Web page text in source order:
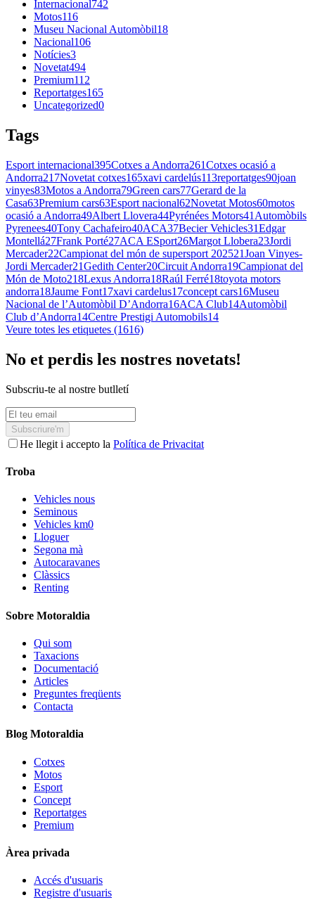
Internacional742
Motos116
Museu Nacional Automòbil18
Nacional106
Notícies3
Novetat494
Premium112
Reportatges165
Uncategorized0
Tags
Esport internacional395Cotxes a Andorra261Cotxes ocasió a
Andorra217Novetat cotxes165xavi cardelús113reportatges90joan
vinyes83Motos a Andorra79Green cars77Gerard de la
Casa63Premium cars63Esport nacional62Novetat Motos60motos
ocasió a Andorra49Albert Llovera44Pyrénées Motors41 Automòbils
Pyrenees40Tony Cachafeiro40ACA37Becier Vehicles31Edgar
Montellá27Frank Porté27ACA ESport26Margot Llobera23Jordi
Mercader22Campionat del món de supersport 202521Joan Vinyes-
Jordi Mercader21Gedith Center20Circuit Andorra19Campionat del
Món de Moto218Lexus Andorra18Raúl Ferré18toyota motors
andorra18Jaume Font17xavi cardelus17concept cars16Museu
Nacional de l’Automòbil D’Andorra16ACA Club14Automòbil
Club d’Andorra14Centre Prestigi Automobils14
Veure totes les etiquetes (1616)
No et perdis les nostres novetats!
Subscriu-te al nostre butlletí
Subscriure'm
He llegit i accepto la Política de Privacitat
Troba
Vehicles nous
Seminous
Vehicles km0
Lloguer
Segona mà
Autocaravanes
Clàssics
Renting
Sobre Motoraldia
Qui som
Taxacions
Documentació
Articles
Preguntes freqüents
Contacta
Blog Motoraldia
Cotxes
Motos
Esport
Concept
Reportatges
Premium
Àrea privada
Accés d'usuaris
Registre d'usuaris